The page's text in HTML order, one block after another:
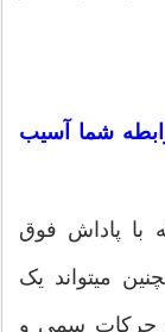
شما آسیب
با پاداش فوق
میتواند یک
حرکات سمی و